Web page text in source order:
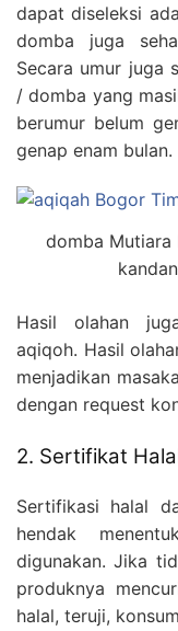
dapat diseleksi
domba juga
Secara umur juga
/ domba yang
berumur belum
genap enam bulan.
domba Mutiara
Hasil olahan
aqiqoh. Hasil
menjadikan
dengan request
2. Sertifikat
Sertifikasi halal
hendak
digunakan. Jika
produknya
halal, teruji,